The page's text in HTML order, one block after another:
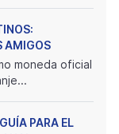
AMIGOS
moneda oficial
PARA EL